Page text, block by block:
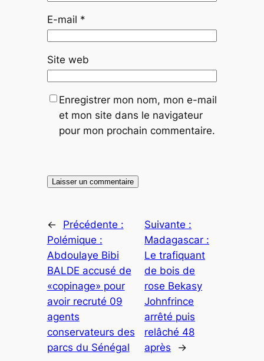
E-mail *
Site web
Enregistrer mon nom, mon e-mail
et mon site dans le navigateur
pour mon prochain commentaire.
←
Précédente :
Polémique :
Abdoulaye Bibi
BALDE accusé de
«copinage» pour
avoir recruté 09
agents
conservateurs des
parcs du Sénégal
Suivante :
Madagascar :
Le trafiquant
de bois de
rose Bekasy
Johnfrince
arrêté puis
relâché 48
après
→